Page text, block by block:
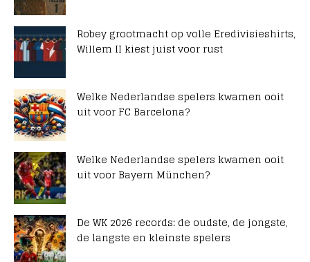
Robey grootmacht op volle Eredivisieshirts,
Willem II kiest juist voor rust
Welke Nederlandse spelers kwamen ooit
uit voor FC Barcelona?
Welke Nederlandse spelers kwamen ooit
uit voor Bayern München?
De WK 2026 records: de oudste, de jongste,
de langste en kleinste spelers